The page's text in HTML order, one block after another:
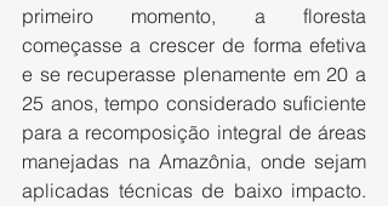
primeiro momento, a floresta
começasse a crescer de forma efetiva
e se recuperasse plenamente em 20 a
25 anos, tempo considerado suficiente
para a recomposição integral de áreas
manejadas na Amazônia, onde sejam
aplicadas técnicas de baixo impacto.